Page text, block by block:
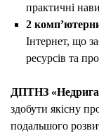
практичні
2
Інтернет, що
ресурсів та
ДПТНЗ
здобути якісну
подальшого